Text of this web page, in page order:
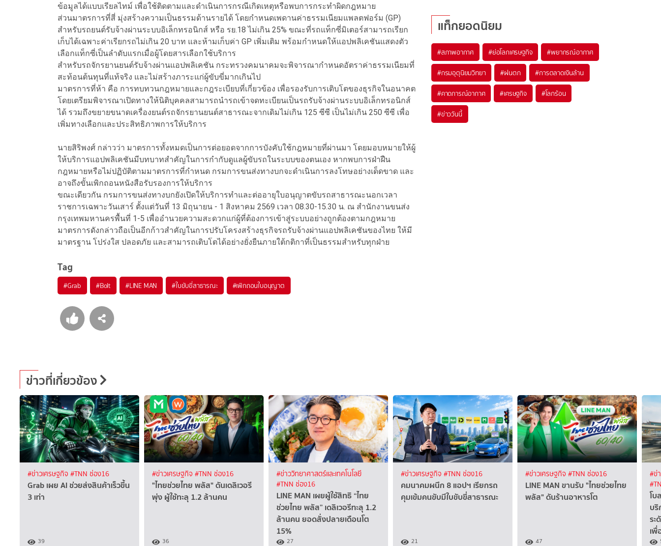
ข้อมูลได้แบบเรียลไทม์ เพื่อใช้ติดตามและดำเนินการกรณีเกิดเหตุหรือพบการกระทำผิดกฎหมาย
ส่วนมาตรการที่สี่ มุ่งสร้างความเป็นธรรมด้านรายได้ โดยกำหนดเพดานค่าธรรมเนียมแพลตฟอร์ม (GP)
สำหรับรถยนต์รับจ้างผ่านระบบอิเล็กทรอนิกส์ หรือ รย.18 ไม่เกิน 25% ขณะที่รถแท็กซี่มิเตอร์สามารถเรียก
เก็บได้เฉพาะค่าเรียกรถไม่เกิน 20 บาท และห้ามเก็บค่า GP เพิ่มเติม พร้อมกำหนดให้แอปพลิเคชันแสดงตัว
เลือกแท็กซี่เป็นลำดับแรกเมื่อผู้โดยสารเลือกใช้บริการ
สำหรับรถจักรยานยนต์รับจ้างผ่านแอปพลิเคชัน กระทรวงคมนาคมจะพิจารณากำหนดอัตราค่าธรรมเนียมที่
สะท้อนต้นทุนที่แท้จริง และไม่สร้างภาระแก่ผู้ขับขี่มากเกินไป
มาตรการที่ห้า คือ การทบทวนกฎหมายและกฎระเบียบที่เกี่ยวข้อง เพื่อรองรับการเติบโตของธุรกิจในอนาคต
โดยเตรียมพิจารณาเปิดทางให้นิติบุคคลสามารถนำรถเข้าจดทะเบียนเป็นรถรับจ้างผ่านระบบอิเล็กทรอนิกส์
ได้ รวมถึงขยายขนาดเครื่องยนต์รถจักรยานยนต์สาธารณะจากเดิมไม่เกิน 125 ซีซี เป็นไม่เกิน 250 ซีซี เพื่อ
เพิ่มทางเลือกและประสิทธิภาพการให้บริการ
นายสิริพงศ์ กล่าวว่า มาตรการทั้งหมดเป็นการต่อยอดจากการบังคับใช้กฎหมายที่ผ่านมา โดยมอบหมายให้ผู้
ให้บริการแอปพลิเคชันมีบทบาทสำคัญในการกำกับดูแลผู้ขับรถในระบบของตนเอง หากพบการฝ่าฝืน
กฎหมายหรือไม่ปฏิบัติตามมาตรการที่กำหนด กรมการขนส่งทางบกจะดำเนินการลงโทษอย่างเด็ดขาด และ
อาจถึงขั้นเพิกถอนหนังสือรับรองการให้บริการ
ขณะเดียวกัน กรมการขนส่งทางบกยังเปิดให้บริการทำและต่ออายุใบอนุญาตขับรถสาธารณะนอกเวลา
ราชการเฉพาะวันเสาร์ ตั้งแต่วันที่ 13 มิถุนายน - 1 สิงหาคม 2569 เวลา 08.30-15.30 น. ณ สำนักงานขนส่ง
กรุงเทพมหานครพื้นที่ 1-5 เพื่ออำนวยความสะดวกแก่ผู้ที่ต้องการเข้าสู่ระบบอย่างถูกต้องตามกฎหมาย
มาตรการดังกล่าวถือเป็นอีกก้าวสำคัญในการปรับโครงสร้างธุรกิจรถรับจ้างผ่านแอปพลิเคชันของไทย ให้มี
มาตรฐาน โปร่งใส ปลอดภัย และสามารถเติบโตได้อย่างยั่งยืนภายใต้กติกาที่เป็นธรรมสำหรับทุกฝ่าย
Tag
#Grab #Bolt #LINE MAN #ใบขับขี่สาธารณะ #เพิกถอนใบอนุญาต
แท็กยอดนิยม
#สภาพอากาศ #ย่อโลกเศรษฐกิจ #พยากรณ์อากาศ
#กรมอุตุนิยมวิทยา #ฝนตก #การตลาดเงินล้าน
#คาดการณ์อากาศ #เศรษฐกิจ #โลกร้อน
#ข่าววันนี้
ข่าวที่เกี่ยวข้อง
#ข่าวเศรษฐกิจ #TNN ช่อง16
Grab เผย AI ช่วยส่งสินค้าเร็วขึ้น
3 เท่า
39
#ข่าวเศรษฐกิจ #TNN ช่อง16
"ไทยช่วยไทย พลัส" ดันเดลิเวอรี
พุ่ง ผู้ใช้ทะลุ 1.2 ล้านคน
36
#ข่าววิทยาศาสตร์และเทคโนโลยี
#TNN ช่อง16
LINE MAN เผยผู้ใช้สิทธิ “ไทย
ช่วยไทย พลัส” เดลิเวอรีทะลุ 1.2
ล้านคน ยอดสั่งปลายเดือนโต
15%
27
#ข่าวเศรษฐกิจ #TNN ช่อง16
คมนาคมผนึก 8 แอปฯ เรียกรถ
คุมเข้มคนขับมีใบขับขี่สาธารณะ
21
#ข่าวเศรษฐกิจ #TNN ช่อง16
LINE MAN ขานรับ "ไทยช่วยไทย
พลัส" ดันร้านอาหารโต
47
#ข่
โบ
บ
ร
เพื่